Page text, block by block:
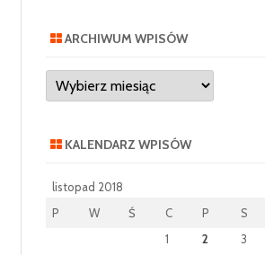
ARCHIWUM WPISÓW
Archiwum
wpisów
KALENDARZ WPISÓW
listopad 2018
P
W Ś C P S
1
2 3